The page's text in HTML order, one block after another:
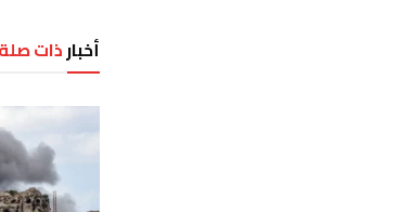
أخبارذات صلة